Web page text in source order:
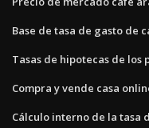
Base de tasa de gasto de
Tasas de hipotecas de
Compra y vende casa
Cálculo interno de la tasa